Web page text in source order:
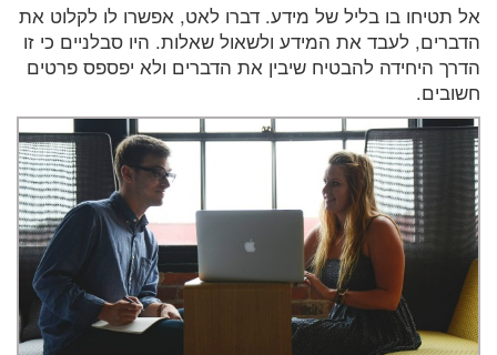
אל תטיחו בו בליל של מידע. דברו לאט, אפשרו לו לקלוט את
הדברים, לעבד את המידע ולשאול שאלות. היו סבלניים כי זו
הדרך היחידה להבטיח שיבין את הדברים ולא יפספס פרטים
חשובים.